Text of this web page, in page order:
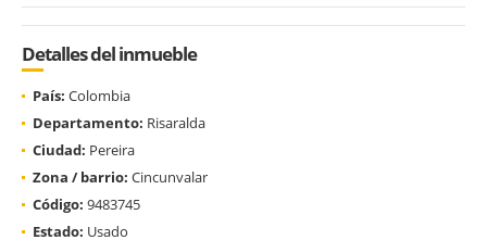
Detalles del inmueble
País: Colombia
Departamento: Risaralda
Ciudad: Pereira
Zona / barrio: Cincunvalar
Código: 9483745
Estado: Usado